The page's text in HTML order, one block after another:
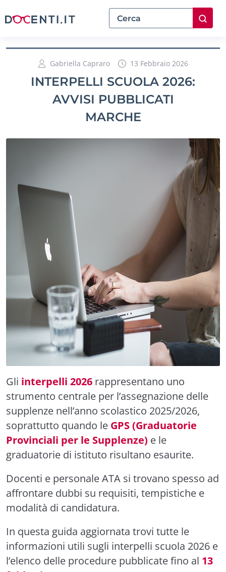
Gabriella Capraro 13 Febbraio 2026
INTERPELLI SCUOLA 2026:
AVVISI PUBBLICATI
MARCHE
Gli interpelli 2026 rappresentano uno
strumento centrale per l’assegnazione delle
supplenze nell’anno scolastico 2025/2026,
soprattutto quando le GPS (Graduatorie
Provinciali per le Supplenze) e le
graduatorie di istituto risultano esaurite.
Docenti e personale ATA si trovano spesso ad
affrontare dubbi su requisiti, tempistiche e
modalità di candidatura.
In questa guida aggiornata trovi tutte le
informazioni utili sugli interpelli scuola 2026 e
l’elenco delle procedure pubblicate fino al 13